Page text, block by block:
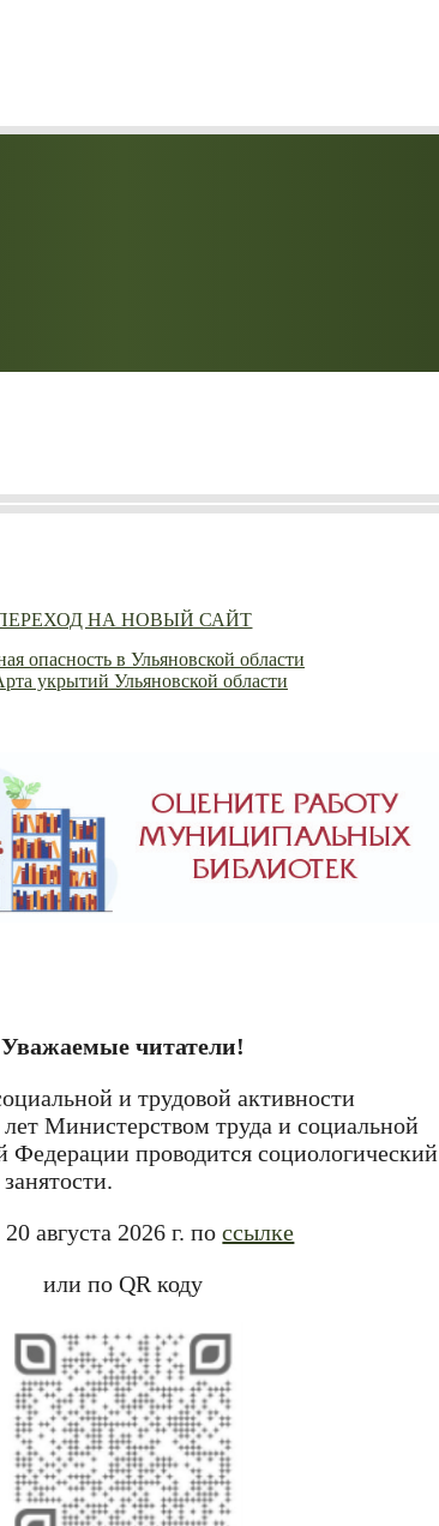
НА НОВЫЙ САЙТ
Уважаемые читатели!
и трудовой активности
Министерством труда и социальной
Федерации проводится социологический
августа 2026 г. поссылке
или по QR коду